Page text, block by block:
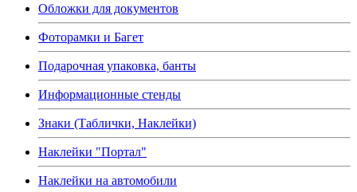
Обложки для документов
Фоторамки и Багет
Подарочная упаковка, банты
Информационные стенды
Знаки (Таблички, Наклейки)
Наклейки "Портал"
Наклейки на автомобили